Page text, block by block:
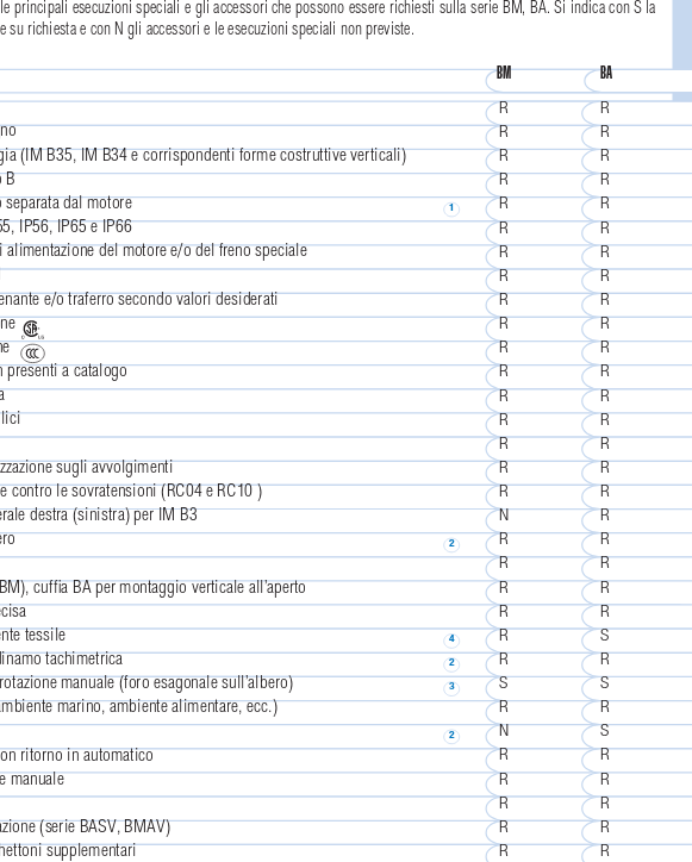
principali esecuzioni speciali e gli accessori che possono essere richiesti sulla serie BM, BA. Si indica con S la
su richiesta e con N gli accessori e le esecuzioni speciali non previste.
1
2
R
R
R
R
R
R
R
R
R
R
R
R
R
R
R
R
R
R
R
R
R
R
R
R
R
R
R
R
R
R
R
R
R
R
R
N
R
R
R
R
R
R
4
2
3
2
R
R
S
R
R
R
S
S
R
R
S
N
R
R
R
R
R
R
R
R
R
R
(IM B35, IM B34 e corrispondenti forme costruttive verticali)
B
dal motore
IP56, IP65 e IP66
alimentazione del motore e/o del freno speciale
e/o traferro secondo valori desiderati
a catalogo
sugli avvolgimenti
contro le sovratensioni (RC04 e RC10 )
destra (sinistra) per IM B3
cufﬁa BA per montaggio verticale all’aperto
tessile
tachimetrica
manuale (foro esagonale sull’albero)
marino, ambiente alimentare, ecc.)
ritorno in automatico
manuale
(serie BASV, BMAV)
supplementari
BM BA